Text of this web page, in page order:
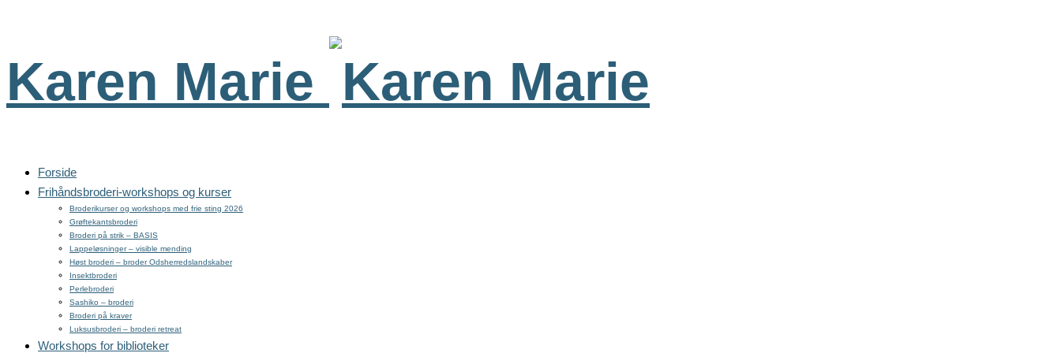
Karen Marie
Forside
Frihåndsbroderi-workshops og kurser
Broderikurser og workshops med frie sting 2026
Grøftekantsbroderi
Broderi på strik – BASIS
Lappeløsninger – visible mending
Høst broderi – broder Odsherredslandskaber
Insektbroderi
Perlebroderi
Sashiko – broderi
Broderi på kraver
Luksusbroderi – broderi retreat
Workshops for biblioteker